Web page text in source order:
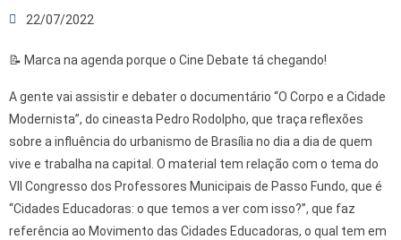
22/07/2022
📝 Marca na agenda porque o Cine Debate tá chegando!
A gente vai assistir e debater o documentário “O Corpo e a Cidade
Modernista”, do cineasta Pedro Rodolpho, que traça reflexões
sobre a influência do urbanismo de Brasília no dia a dia de quem
vive e trabalha na capital. O material tem relação com o tema do
VII Congresso dos Professores Municipais de Passo Fundo, que é
“Cidades Educadoras: o que temos a ver com isso?”, que faz
referência ao Movimento das Cidades Educadoras, o qual tem em